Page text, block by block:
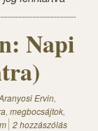
Napi
Ervin,
, megbocsájtok,
2 hozzászólás